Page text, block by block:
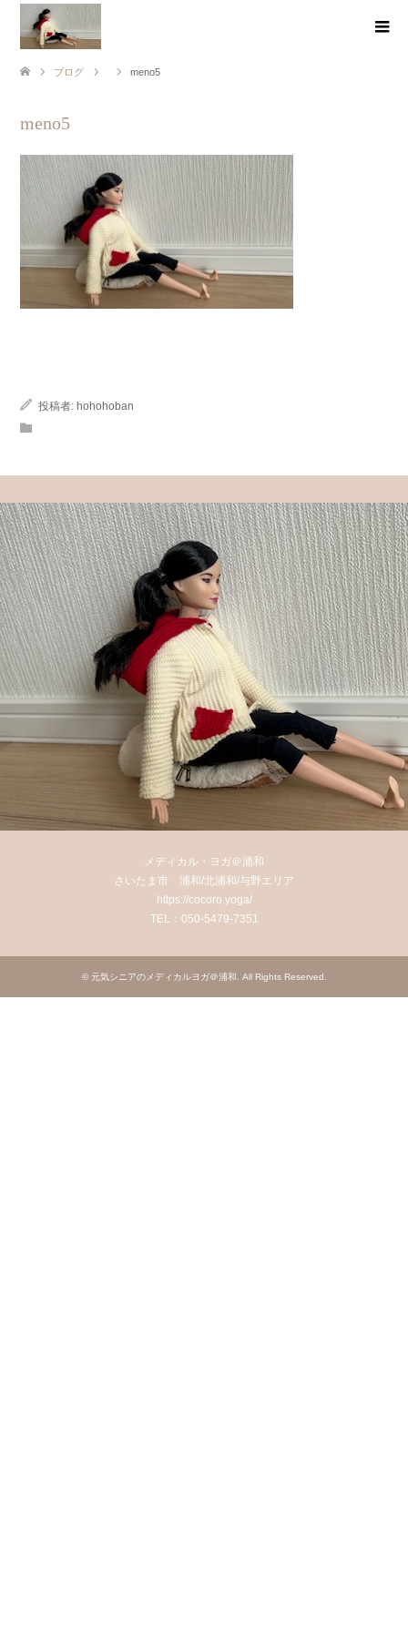
ブログ meno5
meno5
投稿者: hohohoban
メディカル・ヨガ＠浦和
さいたま市 浦和/北浦和/与野エリア
https://cocoro.yoga/
TEL：050-5479-7351
© 元気シニアのメディカルヨガ＠浦和 . All Rights Reserved.